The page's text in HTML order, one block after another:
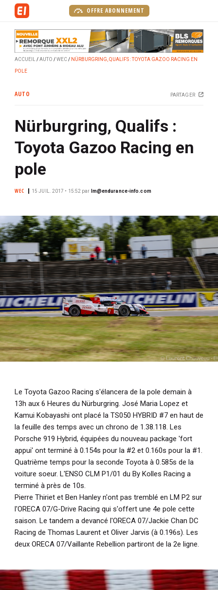
c
i
p
a
l
OFFRE ABONNEMENT
ACCUEIL AUTO WEC NÜRBURGRING, QUALIFS : TOYOTA GAZOO RACING EN
POLE
AUTO PARTAGER
Nürburgring, Qualifs :
Toyota Gazoo Racing en
pole
WEC 15 JUIL. 2017 • 15:52 par lm@endurance-info.com
Le Toyota Gazoo Racing s'élancera de la pole demain à
13h aux 6 Heures du Nürburgring. José Maria Lopez et
Kamui Kobayashi ont placé la TS050 HYBRID #7 en haut de
la feuille des temps avec un chrono de 1.38.118. Les
Porsche 919 Hybrid, équipées du nouveau package 'fort
appui' ont terminé à 0.154s pour la #2 et 0.160s pour la #1.
Quatrième temps pour la seconde Toyota à 0.585s de la
voiture soeur. L'ENSO CLM P1/01 du By Kolles Racing a
terminé à près de 10s.
Pierre Thiriet et Ben Hanley n'ont pas tremblé en LM P2 sur
l'ORECA 07/G-Drive Racing qui s'offert une 4e pole cette
saison. Le tandem a devancé l'ORECA 07/Jackie Chan DC
Racing de Thomas Laurent et Oliver Jarvis (à 0.196s). Les
deux ORECA 07/Vaillante Rebellion partiront de la 2e ligne.